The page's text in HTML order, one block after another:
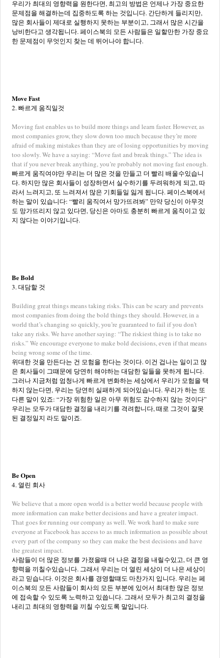
우리가 최대의 영향력을 원한다면, 최고의 방법은 언제나 가장 중요한
문제점을 해결하는데 집중하도록 하는 것입니다. 간단하게 들리지만,
많은 회사들이 제대로 실행하지 못하는 부분이고, 그래서 많은 시간을
낭비한다고 생각됩니다. 페이스북의 모든 사람들은 일할만한 가장 중요
한 문제점이 무엇인지 찾는 데 뛰어나야 합니다.
Move Fast
2. 빠르게 움직일것
Moving fast enables us to build more things and learn faster. However, as
most companies grow, they slow down too much because they’re more
afraid of making mistakes than they are of losing opportunities by moving
too slowly. We have a saying: “Move fast and break things.” The idea is
that if you never break anything, you’re probably not moving fast enough.
빠르게 움직여야만 우리는 더 많은 것을 만들고 더 빨리 배울수있습니
다. 하지만 많은 회사들이 성장하면서 실수하기를 두려워하게 되고, 따
라서 느려지고, 또 느려져서 많은 기회들일 잃게 됩니다. 페이스북에서
하는 말이 있습니다: “빨리 움직여서 망가뜨려봐” 만약 당신이 아무것
도 망가뜨리지 않고 있다면, 당신은 아마도 충분히 빠르게 움직이고 있
지 않다는 이야기입니다.
Be Bold
3. 대담할 것
Building great things means taking risks. This can be scary and prevents
most companies from doing the bold things they should. However, in a
world that’s changing so quickly, you’re guaranteed to fail if you don’t
take any risks. We have another saying: “The riskiest thing is to take no
risks.” We encourage everyone to make bold decisions, even if that means
being wrong some of the time.
위대한 것을 만든다는 건 모험을 한다는 것이다. 이건 겁나는 일이고 많
은 회사들이 그떄문에 당연히 해야하는 대담한 일들을 못하게 됩니다.
그러나 지금처럼 엄청나게 빠르게 변화하는 세상에서 우리가 모험을 택
하지 않는다면, 우리는 당연히 실패하게 되어있습니다. 우리가 하는 또
다른 말이 있죠: “가장 위험한 일은 아무 위험도 감수하지 않는 것이다”
우리는 모두가 대담한 결정을 내리기를 격려합니다, 때로 그것이 잘못
된 결정일지 라도 말이죠.
Be Open
4. 열린 회사
We believe that a more open world is a better world because people with
more information can make better decisions and have a greater impact.
That goes for running our company as well. We work hard to make sure
everyone at Facebook has access to as much information as possible about
every part of the company so they can make the best decisions and have
the greatest impact.
사람들이 더 많은 정보를 가졌을때 더 나은 결정을 내릴수있고, 더 큰 영
향력을 끼칠수있습니다. 그래서 우리는 더 열린 세상이 더 나은 세상이
라고 믿습니다. 이것은 회사를 경영할떄도 마찬가지 입니다. 우리는 페
이스북의 모든 사람들이 회사의 모든 부분에 있어서 최대한 많은 정보
에 접속할 수 있도록 노력하고 있씁니다. 그래서 모두가 최고의 결정을
내리고 최대의 영향력을 끼칠 수있도록 말입니다.